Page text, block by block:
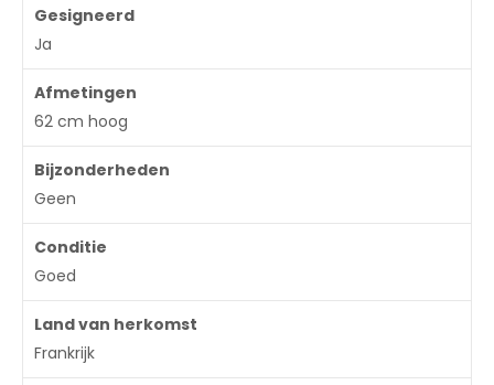
Gesigneerd
Ja
Afmetingen
62 cm hoog
Bijzonderheden
Geen
Conditie
Goed
Land van herkomst
Frankrijk